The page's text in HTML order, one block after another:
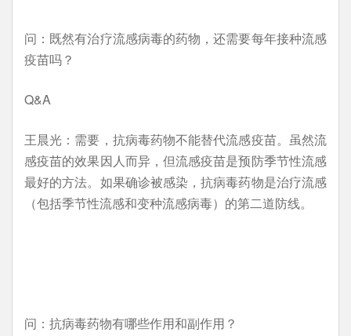
问：既然有治疗流感病毒的药物，还需要每年接种流感
疫苗吗？
Q&A
王晨光：需要，抗病毒药物不能替代流感疫苗。虽然流
感疫苗的效果因人而异，但流感疫苗是预防季节性流感
最好的方法。如果确诊被感染，抗病毒药物是治疗流感
（包括季节性流感和变种流感病毒）的第二道防线。
问：抗病毒药物有哪些作用和副作用？